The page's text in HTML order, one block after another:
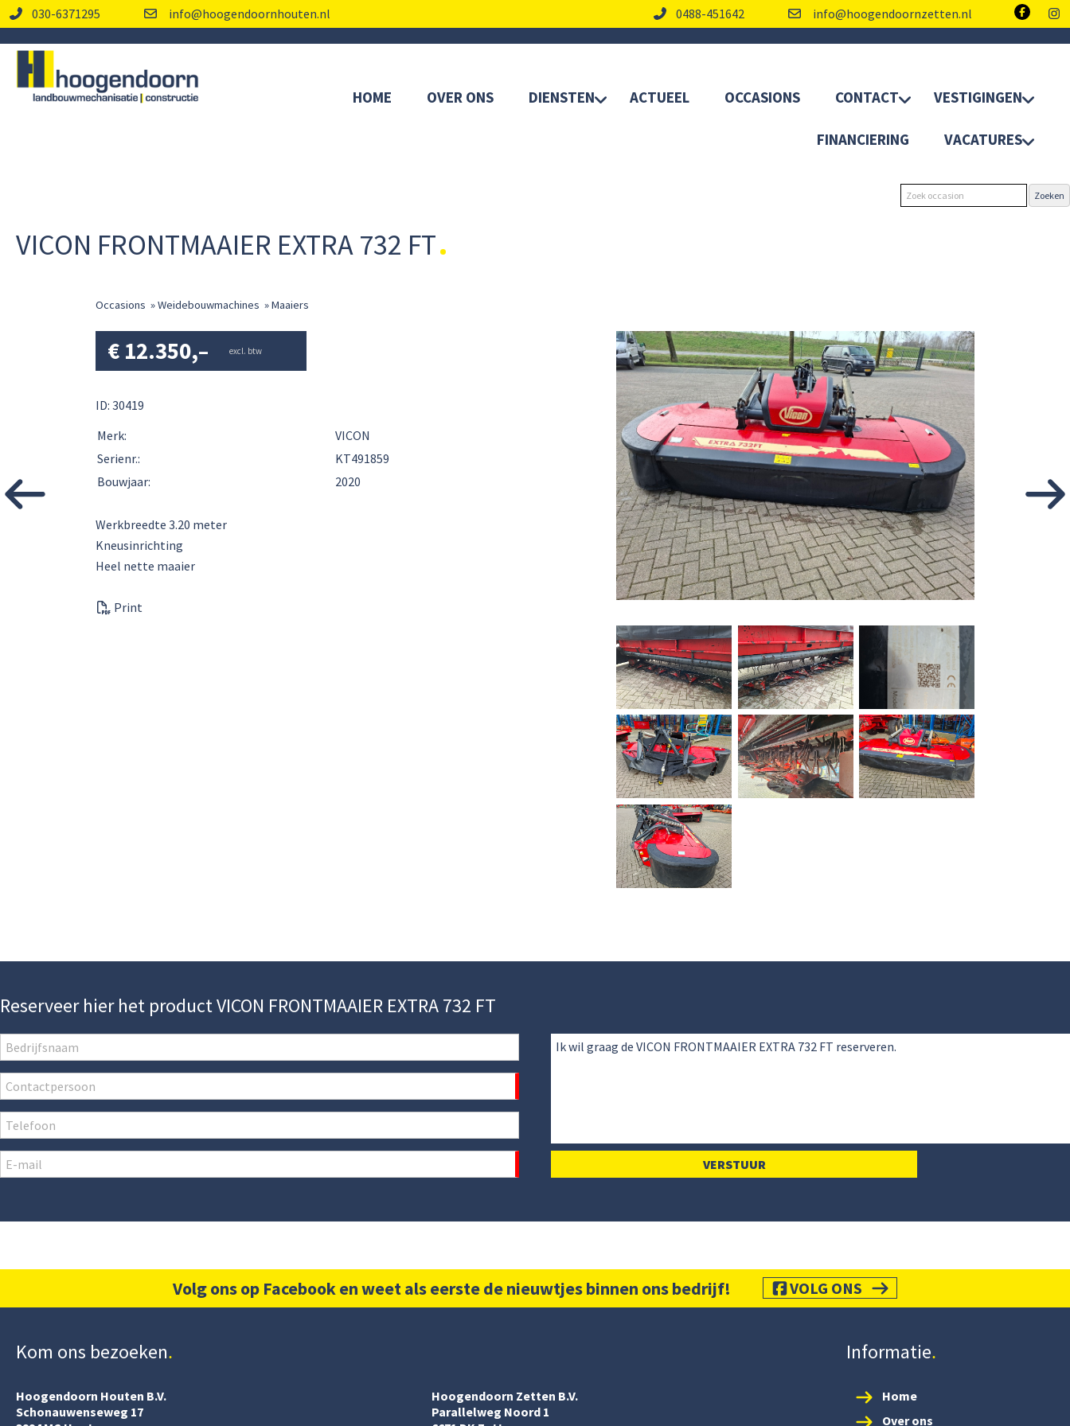
030-6371295 info@hoogendoornhouten.nl 0488-451642 info@hoogendoornzetten.nl
HOME OVER ONS DIENSTEN ACTUEEL OCCASIONS CONTACT VESTIGINGEN
FINANCIERING VACATURES
VICON FRONTMAAIER EXTRA 732 FT
Occasions »Weidebouwmachines »Maaiers
€ 12.350,– excl. btw
ID: 30419
Merk:
VICON
Serienr.:
KT491859
Bouwjaar:
2020
Werkbreedte 3.20 meter
Kneusinrichting
Heel nette maaier
Print
Reserveer hier het product VICON FRONTMAAIER EXTRA 732 FT
Volg ons op Facebook en weet als eerste de nieuwtjes binnen ons bedrijf! VOLG ONS
Kom ons bezoeken
Hoogendoorn Houten B.V.
Schonauwenseweg 17
Hoogendoorn Zetten B.V.
Parallelweg Noord 1
Informatie
Home
Over ons